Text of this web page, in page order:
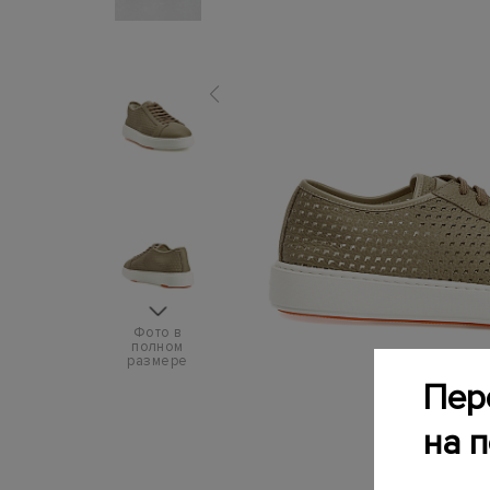
Фото в
полном
размере
на